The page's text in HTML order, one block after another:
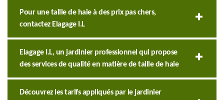
Pour une taille de haie à des prix pas chers,
contactez Elagage I.L
Elagage I.L, un jardinier professionnel qui propose
des services de qualité en matière de taille de haie
Découvrez les tarifs appliqués par le jardinier